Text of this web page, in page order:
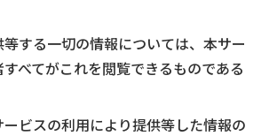
する一切の情報については、本サー
すべてがこれを閲覧できるものである
ビスの利用により提供等した情報の